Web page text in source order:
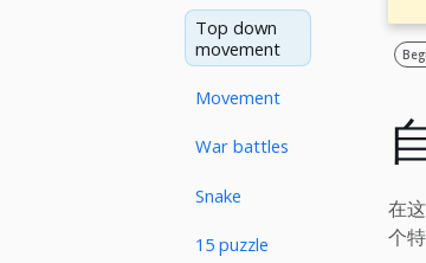
Top down
movement
Movement
War battles
Snake
15 puzzle
在
个